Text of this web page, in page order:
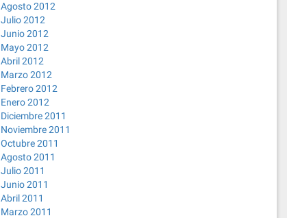
Agosto 2012
Julio 2012
Junio 2012
Mayo 2012
Abril 2012
Marzo 2012
Febrero 2012
Enero 2012
Diciembre 2011
Noviembre 2011
Octubre 2011
Agosto 2011
Julio 2011
Junio 2011
Abril 2011
Marzo 2011